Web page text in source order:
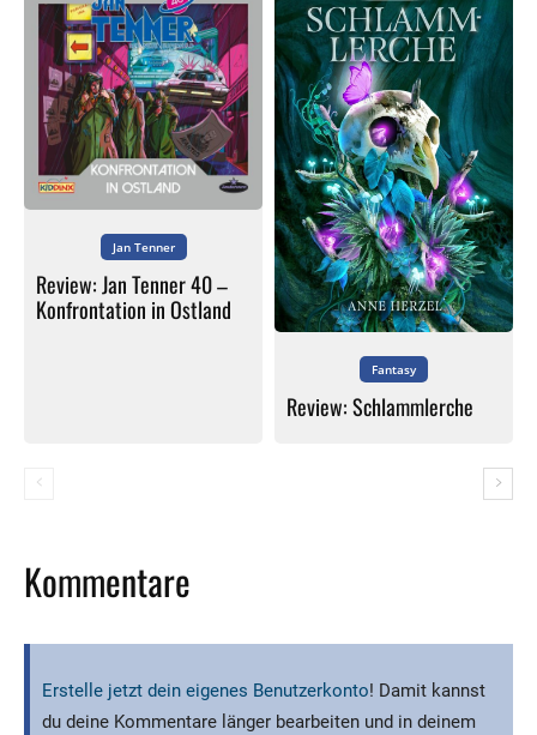
Jan Tenner
Review: Jan Tenner 40 –
Konfrontation in Ostland
Fantasy
Review: Schlammlerche
Kommentare
Erstelle jetzt dein eigenes Benutzerkonto! Damit kannst
du deine Kommentare länger bearbeiten und in deinem